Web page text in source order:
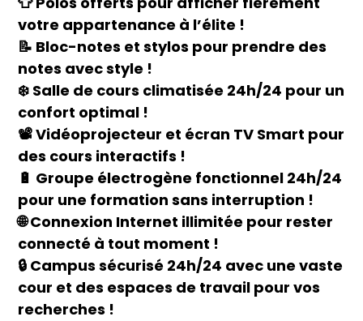
votre appartenance à l’élite !
📝 Bloc-notes et stylos pour prendre des
notes avec style !
❄️ Salle de cours climatisée 24h/24 pour un
confort optimal !
📽️ Vidéoprojecteur et écran TV Smart pour
des cours interactifs !
🔋 Groupe électrogène fonctionnel 24h/24
pour une formation sans interruption !
🌐 Connexion Internet illimitée pour rester
connecté à tout moment !
🔒 Campus sécurisé 24h/24 avec une vaste
cour et des espaces de travail pour vos
recherches !